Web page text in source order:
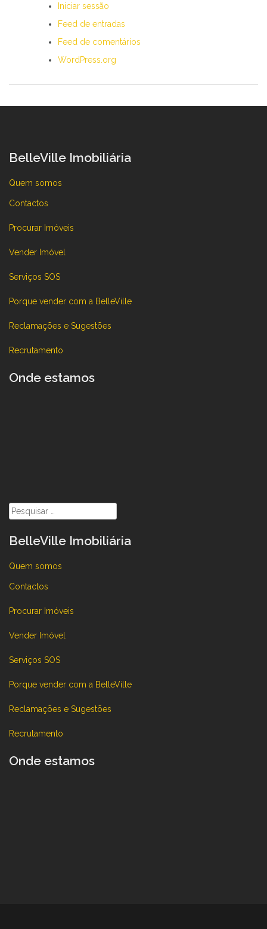
Iniciar sessão
Feed de entradas
Feed de comentários
WordPress.org
BelleVille Imobiliária
Quem somos
Contactos
Procurar Imóveis
Vender Imóvel
Serviços SOS
Porque vender com a BelleVille
Reclamações e Sugestões
Recrutamento
Onde estamos
Pesquisar
por:
BelleVille Imobiliária
Quem somos
Contactos
Procurar Imóveis
Vender Imóvel
Serviços SOS
Porque vender com a BelleVille
Reclamações e Sugestões
Recrutamento
Onde estamos